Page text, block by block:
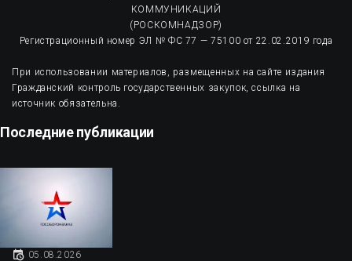
КОММУНИКАЦИЙ
(РОСКОМНАДЗОР)
Регистрационный номер ЭЛ № ФС 77 — 75100 от 22.02.2019 года
При использовании материалов, размещенных на сайте издания
Гражданский контроль государственных закупок, ссылка на
источник обязательна.
Последние публикации
05.08.2026